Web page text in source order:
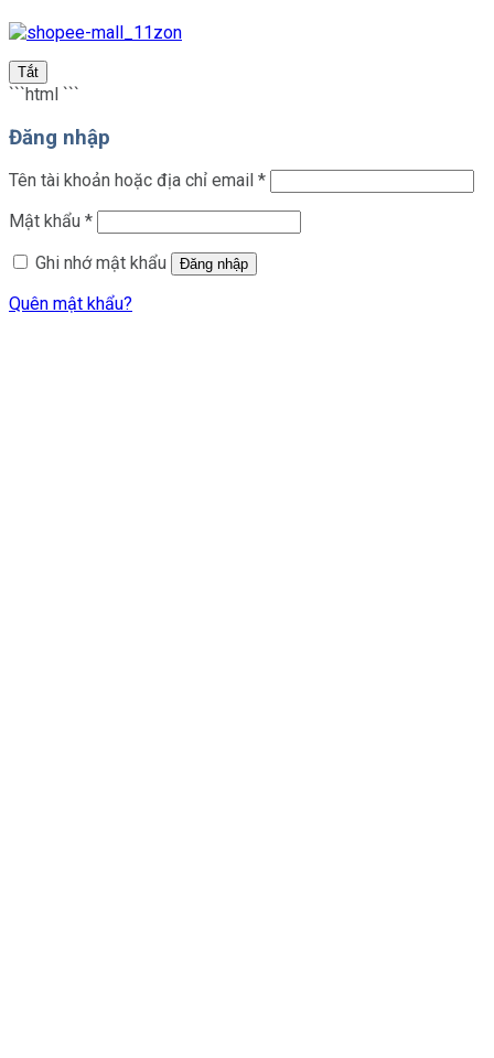
Tắt
```html ```
Đăng nhập
Tên tài khoản hoặc địa chỉ email *Bắt
Mật khẩu *Bắt
Ghi nhớ mật khẩu
Đăng nhập
Quên mật khẩu?